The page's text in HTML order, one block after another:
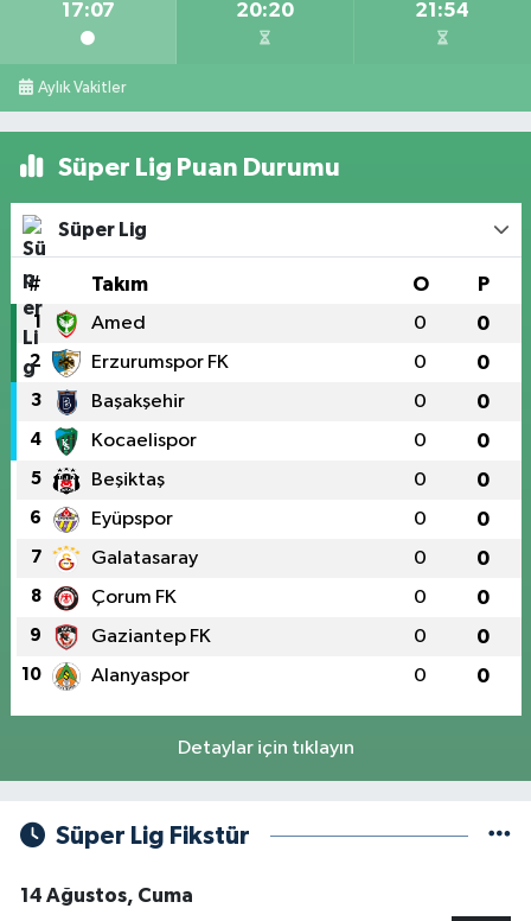
17:07 20:20 21:54
Aylık Vakitler
Süper Lig Puan Durumu
Süper Lig
# Takım O P
1 Amed 0 0
2 Erzurumspor FK 0 0
3 Başakşehir 0 0
4 Kocaelispor 0 0
5 Beşiktaş 0 0
6 Eyüpspor 0 0
7 Galatasaray 0 0
8 Çorum FK 0 0
9 Gaziantep FK 0 0
10 Alanyaspor 0 0
Detaylar için tıklayın
Süper Lig Fikstür
14 Ağustos, Cuma